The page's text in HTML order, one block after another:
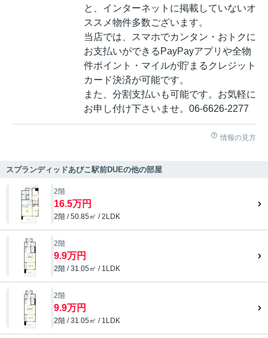
と、インターネットに掲載していないオ
ススメ物件多数ございます。
当店では、スマホでカンタン・おトクに
お支払いができるPayPayアプリや全物
件ポイント・マイルが貯まるクレジット
カード決済が可能です。
また、分割支払いも可能です。お気軽に
お申し付け下さいませ。06-6626-2277
情報の見方
スプランディッドあびこ駅前DUEの他の部屋
2階
16.5万円
2階 / 50.85㎡ / 2LDK
2階
9.9万円
2階 / 31.05㎡ / 1LDK
2階
9.9万円
2階 / 31.05㎡ / 1LDK